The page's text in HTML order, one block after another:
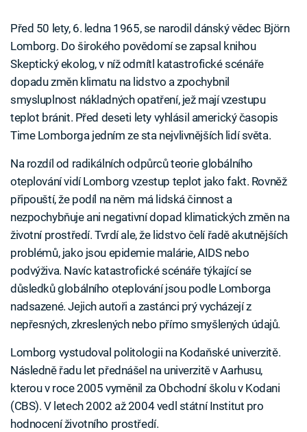
Před 50 lety, 6. ledna 1965, se narodil dánský vědec Björn
Lomborg. Do širokého povědomí se zapsal knihou
Skeptický ekolog, v níž odmítl katastrofické scénáře
dopadu změn klimatu na lidstvo a zpochybnil
smysluplnost nákladných opatření, jež mají vzestupu
teplot bránit. Před deseti lety vyhlásil americký časopis
Time Lomborga jedním ze sta nejvlivnějších lidí světa.
Na rozdíl od radikálních odpůrců teorie globálního
oteplování vidí Lomborg vzestup teplot jako fakt. Rovněž
připouští, že podíl na něm má lidská činnost a
nezpochybňuje ani negativní dopad klimatických změn na
životní prostředí. Tvrdí ale, že lidstvo čelí řadě akutnějších
problémů, jako jsou epidemie malárie, AIDS nebo
podvýživa. Navíc katastrofické scénáře týkající se
důsledků globálního oteplování jsou podle Lomborga
nadsazené. Jejich autoři a zastánci prý vycházejí z
nepřesných, zkreslených nebo přímo smyšlených údajů.
Lomborg vystudoval politologii na Kodaňské univerzitě.
Následně řadu let přednášel na univerzitě v Aarhusu,
kterou v roce 2005 vyměnil za Obchodní školu v Kodani
(CBS). V letech 2002 až 2004 vedl státní Institut pro
hodnocení životního prostředí.